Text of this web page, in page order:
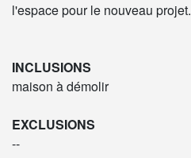
l'espace pour le nouveau projet.
INCLUSIONS
maison à démolir
EXCLUSIONS
--